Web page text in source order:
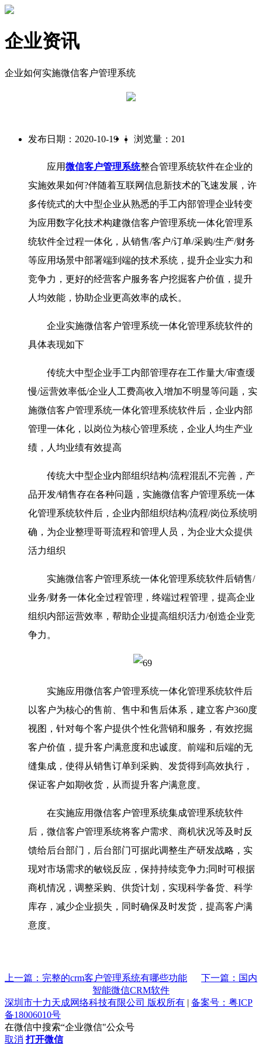
企业资讯
企业如何实施微信客户管理系统
发布日期：2020-10-19 | 浏览量：201
应用微信客户管理系统整合管理系统软件在企业的
实施效果如何?伴随着互联网信息新技术的飞速发展，许
多传统式的大中型企业从熟悉的手工内部管理企业转变
为应用数字化技术构建微信客户管理系统一体化管理系
统软件全过程一体化，从销售/客户/订单/采购/生产/财务
等应用场景中部署端到端的技术系统，提升企业实力和
竞争力，更好的经营客户服务客户挖掘客户价值，提升
人均效能，协助企业更高效率的成长。
企业实施微信客户管理系统一体化管理系统软件的
具体表现如下
传统大中型企业手工内部管理存在工作量大/审查缓
慢/运营效率低/企业人工费高收入增加不明显等问题，实
施微信客户管理系统一体化管理系统软件后，企业内部
管理一体化，以岗位为核心管理系统，企业人均生产业
绩，人均业绩有效提高
传统大中型企业内部组织结构/流程混乱不完善，产
品开发/销售存在各种问题，实施微信客户管理系统一体
化管理系统软件后，企业内部组织结构/流程/岗位系统明
确，为企业整理哥哥流程和管理人员，为企业大众提供
活力组织
实施微信客户管理系统一体化管理系统软件后销售/
业务/财务一体化全过程管理，终端过程管理，提高企业
组织内部运营效率，帮助企业提高组织活力/创造企业竞
争力。
实施应用微信客户管理系统一体化管理系统软件后
以客户为核心的售前、售中和售后体系，建立客户360度
视图，针对每个客户提供个性化营销和服务，有效挖掘
客户价值，提升客户满意度和忠诚度。前端和后端的无
缝集成，使得从销售订单到采购、发货得到高效执行，
保证客户如期收货，从而提升客户满意度。
在实施应用微信客户管理系统集成管理系统软件
后，微信客户管理系统将客户需求、商机状况等及时反
馈给后台部门，后台部门可据此调整生产研发战略，实
现对市场需求的敏锐反应，保持持续竞争力;同时可根据
商机情况，调整采购、供货计划，实现科学备货、科学
库存，减少企业损失，同时确保及时发货，提高客户满
意度。
上一篇：完整的crm客户管理系统有哪些功能
下一篇：国内
智能微信CRM软件
深圳市十力天成网络科技有限公司 版权所有 | 备案号：粤ICP
备18006010号
在微信中搜索“企业微信"公众号
取消 打开微信